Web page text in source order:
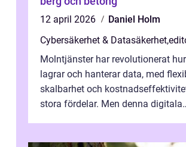
12 april 2026
Daniel Holm
Cybersäkerhet & Datasäkerhet,
Molntjänster har revolutionerat
lagrar och hanterar data, med
skalbarhet och
stora fördelar. Men denna digitala